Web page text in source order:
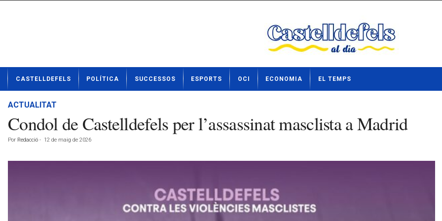
t
CASTELLDEFELS POLÍTICA SUCCESSOS ESPORTS OCI ECONOMIA EL TEMPS
ACTUALITAT
Condol de Castelldefels per l’assassinat masclista a Madrid
Por Redacció - 12 de maig de 2026